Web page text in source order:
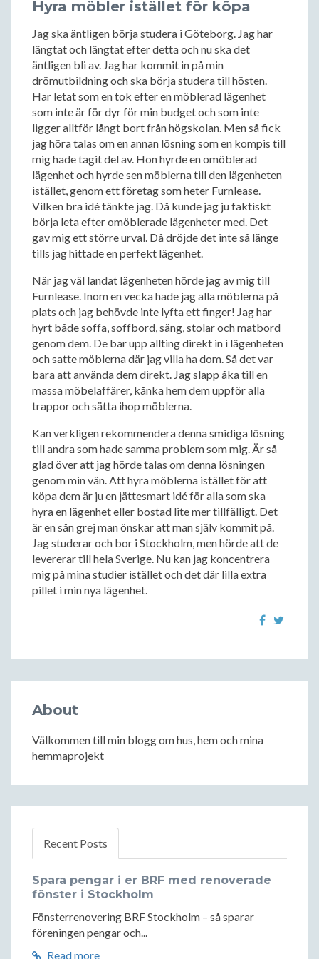
Hyra möbler istället för köpa
Jag ska äntligen börja studera i Göteborg. Jag har
längtat och längtat efter detta och nu ska det
äntligen bli av. Jag har kommit in på min
drömutbildning och ska börja studera till hösten.
Har letat som en tok efter en möblerad lägenhet
som inte är för dyr för min budget och som inte
ligger alltför långt bort från högskolan. Men så fick
jag höra talas om en annan lösning som en kompis till
mig hade tagit del av. Hon hyrde en omöblerad
lägenhet och hyrde sen möblerna till den lägenheten
istället, genom ett företag som heter Furnlease.
Vilken bra idé tänkte jag. Då kunde jag ju faktiskt
börja leta efter omöblerade lägenheter med. Det
gav mig ett större urval. Då dröjde det inte så länge
tills jag hittade en perfekt lägenhet.
När jag väl landat lägenheten hörde jag av mig till
Furnlease. Inom en vecka hade jag alla möblerna på
plats och jag behövde inte lyfta ett finger! Jag har
hyrt både soffa, soffbord, säng, stolar och matbord
genom dem. De bar upp allting direkt in i lägenheten
och satte möblerna där jag villa ha dom. Så det var
bara att använda dem direkt. Jag slapp åka till en
massa möbelaffärer, kånka hem dem uppför alla
trappor och sätta ihop möblerna.
Kan verkligen rekommendera denna smidiga lösning
till andra som hade samma problem som mig. Är så
glad över att jag hörde talas om denna lösningen
genom min vän. Att hyra möblerna istället för att
köpa dem är ju en jättesmart idé för alla som ska
hyra en lägenhet eller bostad lite mer tillfälligt. Det
är en sån grej man önskar att man själv kommit på.
Jag studerar och bor i Stockholm, men hörde att de
levererar till hela Sverige. Nu kan jag koncentrera
mig på mina studier istället och det där lilla extra
pillet i min nya lägenhet.
About
Välkommen till min blogg om hus, hem och mina
hemmaprojekt
Recent Posts
Spara pengar i er BRF med renoverade
fönster i Stockholm
Fönsterrenovering BRF Stockholm – så sparar
föreningen pengar och...
Read more